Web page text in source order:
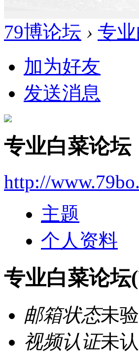
79博论坛 › 专
加为好友
发送消息
专业白菜论坛
http://
主题
个人资料
专业白菜论坛
邮箱状态未
视频认证未